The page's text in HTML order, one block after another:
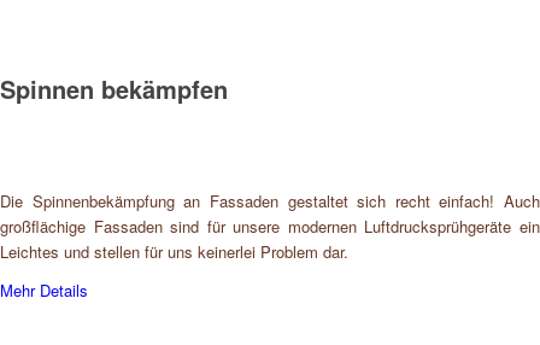
Spinnen bekämpfen
Die Spinnenbekämpfung an Fassaden gestaltet sich recht einfach! Auch
großflächige Fassaden sind für unsere modernen Luftdrucksprühgeräte ein
Leichtes und stellen für uns keinerlei Problem dar.
Mehr Details